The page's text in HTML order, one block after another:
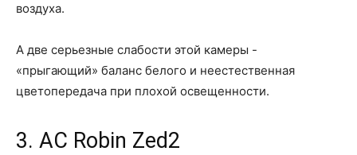
воздуха.
А две серьезные слабости этой камеры -
«прыгающий» баланс белого и неестественная
цветопередача при плохой освещенности.
3. AC Robin Zed2